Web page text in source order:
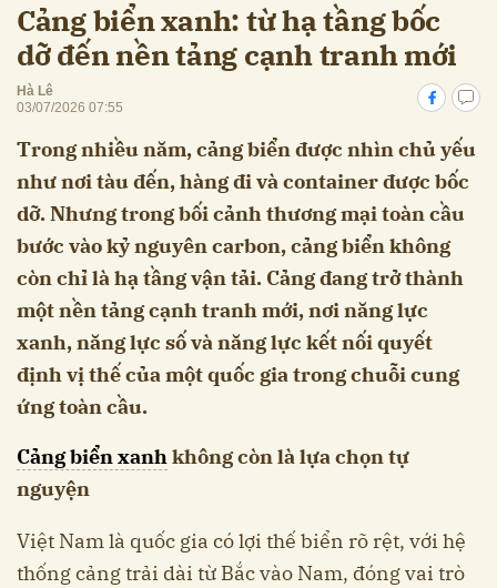
Cảng biển xanh: từ hạ tầng bốc
dỡ đến nền tảng cạnh tranh mới
Hà Lê
03/07/2026 07:55
Trong nhiều năm, cảng biển được nhìn chủ yếu
như nơi tàu đến, hàng đi và container được bốc
dỡ. Nhưng trong bối cảnh thương mại toàn cầu
bước vào kỷ nguyên carbon, cảng biển không
còn chỉ là hạ tầng vận tải. Cảng đang trở thành
một nền tảng cạnh tranh mới, nơi năng lực
xanh, năng lực số và năng lực kết nối quyết
định vị thế của một quốc gia trong chuỗi cung
ứng toàn cầu.
Cảng biển xanhkhông còn là lựa chọn tự
nguyện
Việt Nam là quốc gia có lợi thế biển rõ rệt, với hệ
thống cảng trải dài từ Bắc vào Nam, đóng vai trò
Hủy